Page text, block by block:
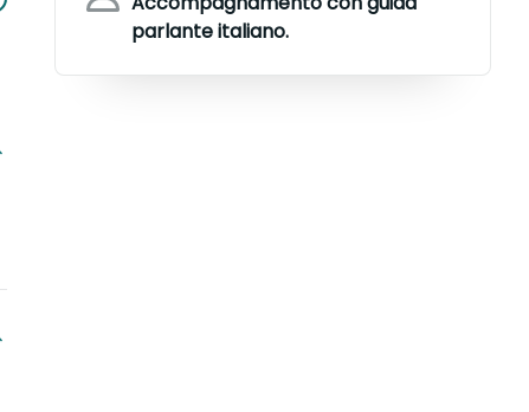
parlante italiano.